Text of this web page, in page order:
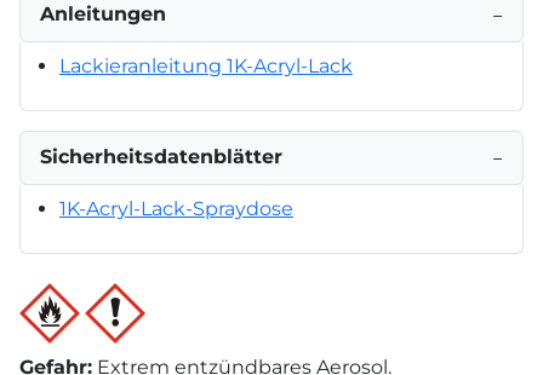
Anleitungen −
Lackieranleitung 1K-Acryl-Lack
Sicherheitsdatenblätter −
1K-Acryl-Lack-Spraydose
Gefahr: Extrem entzündbares Aerosol.